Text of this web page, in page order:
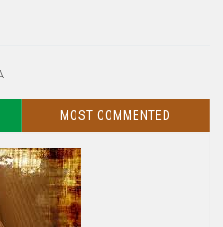
MOST COMMENTED